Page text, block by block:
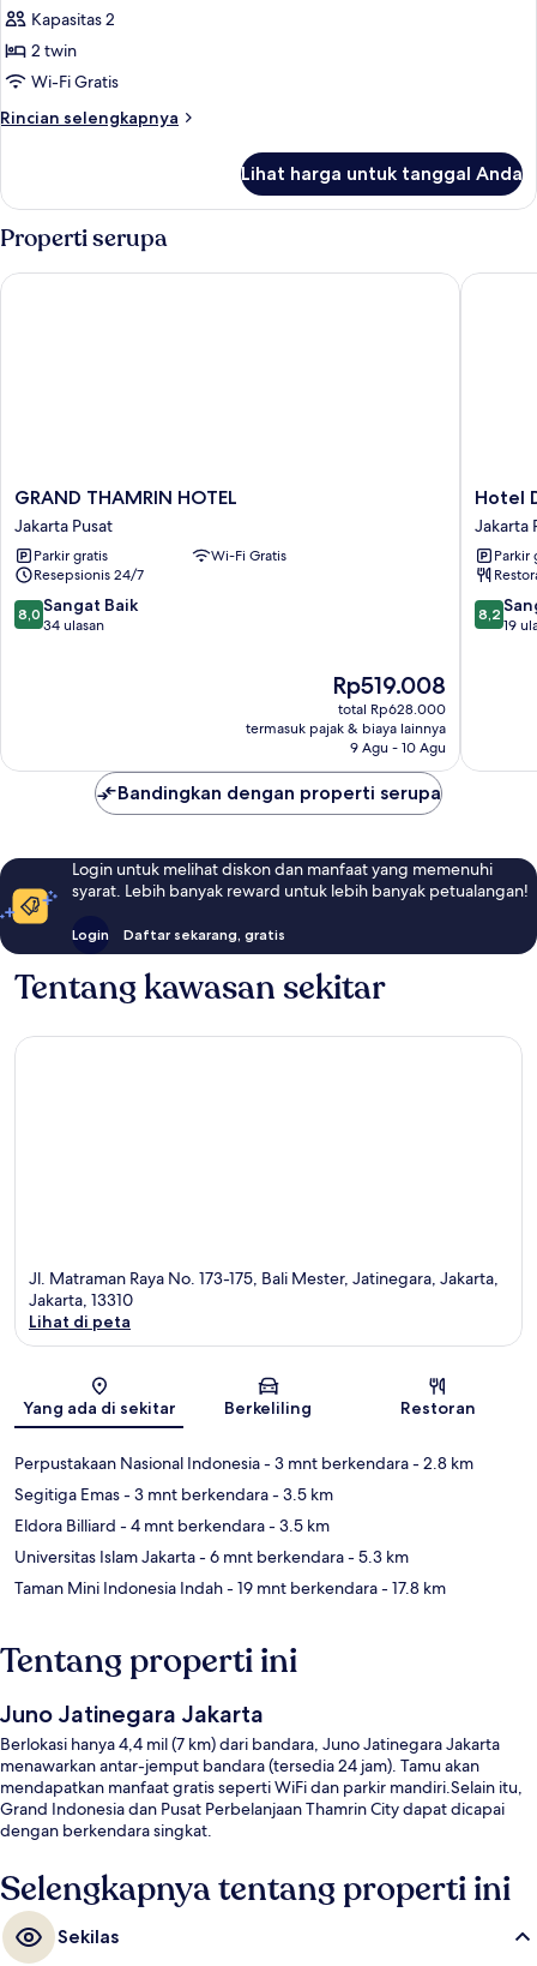
foto
untuk
Superior
Twin
Kapasitas 2
2 twin
Wi-Fi Gratis
Rincian selengkapnya
Rincian
Superior
Twin
Room
Lihat harga untuk tanggal Anda
Properti serupa
GRAND
THAMRIN
HOTEL
Jakarta
Pusat
GRAND THAMRIN HOTEL
Jakarta Pusat
Parkir gratis
Wi-Fi Gratis
Resepsionis 24/7
8.0
dari
8,0 Sangat Baik
34 ulasan
Harga
sekarang
Rp519.008
Rp519.008
total Rp628.000
termasuk pajak & biaya lainnya
9 Agu - 10 Agu
GRAND THAMRIN HOTEL
Hotel
Des
Indes
Jakarta
Pusat
Hotel
Jakarta
Parkir
8.2
dari
8,2
19
Hotel
Bandingkan dengan properti serupa
Login untuk melihat diskon dan manfaat yang memenuhi
syarat. Lebih banyak reward untuk lebih banyak petualangan!
Login Daftar sekarang, gratis
Tentang kawasan sekitar
Jl. Matraman Raya No. 173-175, Bali Mester, Jatinegara, Jakarta,
Jakarta, 13310
Lihat di peta
Yang ada di sekitar Berkeliling Restoran
Perpustakaan Nasional Indonesia- 3 mnt berkendara- 2.8 km
Segitiga Emas- 3 mnt berkendara- 3.5 km
Eldora Billiard - 4 mnt berkendara- 3.5 km
Universitas Islam Jakarta- 6 mnt berkendara- 5.3 km
Taman Mini Indonesia Indah- 19 mnt berkendara- 17.8 km
Tentang properti ini
Juno Jatinegara Jakarta
Berlokasi hanya 4,4 mil (7 km) dari bandara, Juno Jatinegara Jakarta
menawarkan antar-jemput bandara (tersedia 24 jam). Tamu akan
mendapatkan manfaat gratis seperti WiFi dan parkir mandiri.Selain itu,
Grand Indonesia dan Pusat Perbelanjaan Thamrin City dapat dicapai
dengan berkendara singkat.
Selengkapnya tentang properti ini
Sekilas